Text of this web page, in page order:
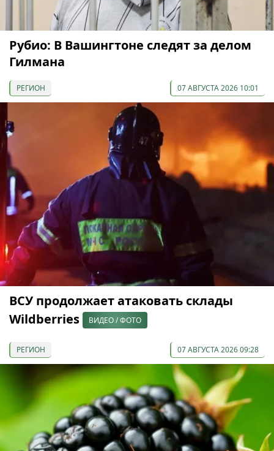
Рубио: В Вашингтоне следят за делом
Гилмана
РЕГИОН 07 АВГУСТА 2026 10:01
ВСУ продолжает атаковать склады
Wildberries
ВИДЕО / ФОТО
РЕГИОН 07 АВГУСТА 2026 09:28